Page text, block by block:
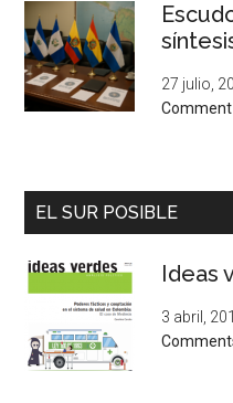
27 julio,
Comment
EL SUR POSIBLE
Ideas
3 abril,